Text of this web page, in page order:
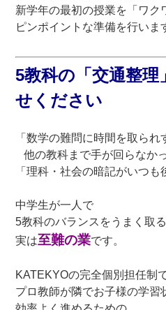
新学年の最初の授業を「ワク
ピンポイントな準備を行いま
5教科の「交通整
せください
「数学の難問に時間を取られ
他の教科まで手が回らなかっ
「理科・社会の暗記がいつ
中学生が一人で
5教科のバランスをうまく取る
実は至難の業です。
KATEKYOの完全個別担任制
プロ教師が隣でお子様の学習